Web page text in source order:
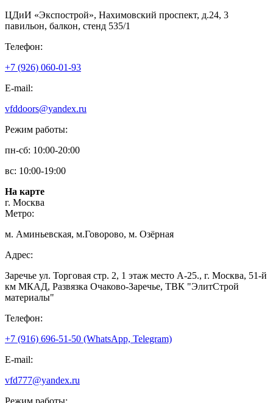
ЦДиИ «Экспострой», Нахимовский проспект, д.24, 3
павильон, балкон, стенд 535/1
Телефон:
+7 (926) 060-01-93
E-mail:
vfddoors@yandex.ru
Режим работы:
пн-сб: 10:00-20:00
вс: 10:00-19:00
На карте
г. Москва
Метро:
м. Аминьевская, м.Говорово, м. Озёрная
Адрес:
Заречье ул. Торговая стр. 2, 1 этаж место A-25., г. Москва, 51-й
км МКАД, Развязка Очаково-Заречье, ТВК "ЭлитСтрой
материалы"
Телефон:
+7 (916) 696-51-50 (WhatsApp, Telegram)
E-mail:
vfd777@yandex.ru
Режим работы: